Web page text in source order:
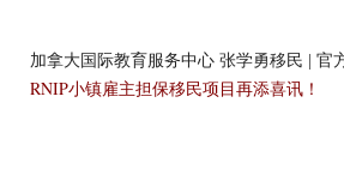
加拿大国际教育服务中心 张学勇移民 | 官
RNIP小镇雇主担保移民项目再添喜讯！